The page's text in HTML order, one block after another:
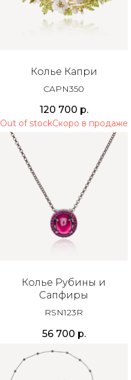
Колье Капри
CAPN350
120 700 р.
Out of stock
Колье Рубины и
Сапфиры
RSN123R
56 700 р.